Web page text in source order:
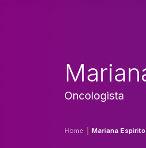
Oncologista
Home Mariana